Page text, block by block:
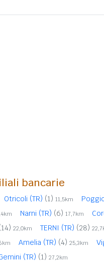
bancarie
Otricoli (TR) (1) 11,5km
Narni (TR) (6) 17,7km
22,0km TERNI (TR) (28)
Amelia (TR) (4) 25,3km
(TR) (1) 27,2km